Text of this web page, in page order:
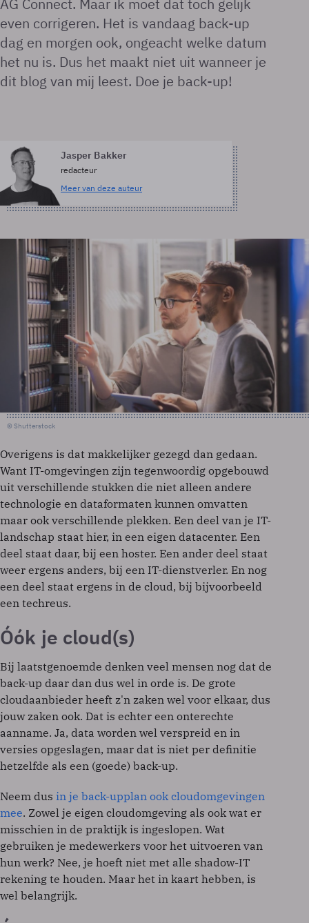
AG Connect. Maar ik moet dat toch gelijk
even corrigeren. Het is vandaag back-up
dag en morgen ook, ongeacht welke datum
het nu is. Dus het maakt niet uit wanneer je
dit blog van mij leest. Doe je back-up!
Jasper Bakker
redacteur
Meer van deze auteur
© Shutterstock
Overigens is dat makkelijker gezegd dan gedaan.
Want IT-omgevingen zijn tegenwoordig opgebouwd
uit verschillende stukken die niet alleen andere
technologie en dataformaten kunnen omvatten
maar ook verschillende plekken. Een deel van je IT-
landschap staat hier, in een eigen datacenter. Een
deel staat daar, bij een hoster. Een ander deel staat
weer ergens anders, bij een IT-dienstverler. En nog
een deel staat ergens in de cloud, bij bijvoorbeeld
een techreus.
Óók je cloud(s)
Bij laatstgenoemde denken veel mensen nog dat de
back-up daar dan dus wel in orde is. De grote
cloudaanbieder heeft z'n zaken wel voor elkaar, dus
jouw zaken ook. Dat is echter een onterechte
aanname. Ja, data worden wel verspreid en in
versies opgeslagen, maar dat is niet per definitie
hetzelfde als een (goede) back-up.
Neem dus in je back-upplan ook cloudomgevingen
mee. Zowel je eigen cloudomgeving als ook wat er
misschien in de praktijk is ingeslopen. Wat
gebruiken je medewerkers voor het uitvoeren van
hun werk? Nee, je hoeft niet met alle shadow-IT
rekening te houden. Maar het in kaart hebben, is
wel belangrijk.